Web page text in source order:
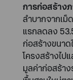
การก่อสร้าง
ลำบากจากเม็
แรกลดลง
ก่อสร้างขนา
โครงสร้างไป
มูลค่าก่อสร้าง